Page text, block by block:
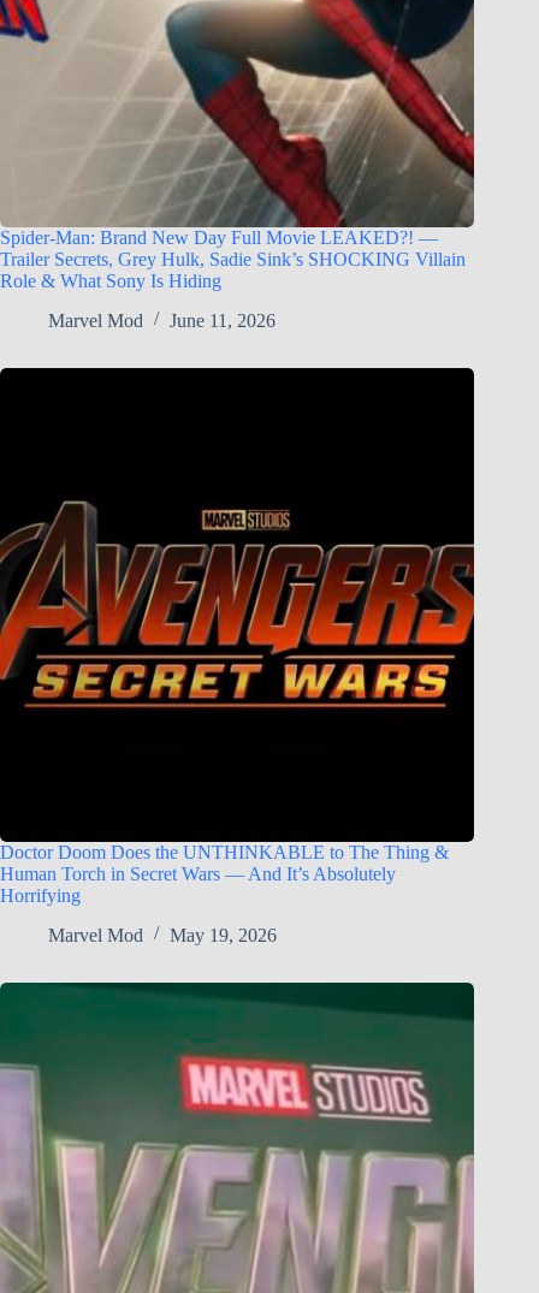
Spider-Man: Brand New Day Full Movie LEAKED?! —
Trailer Secrets, Grey Hulk, Sadie Sink’s SHOCKING Villain
Role & What Sony Is Hiding
Marvel Mod
June 11, 2026
Doctor Doom Does the UNTHINKABLE to The Thing &
Human Torch in Secret Wars — And It’s Absolutely
Horrifying
Marvel Mod
May 19, 2026